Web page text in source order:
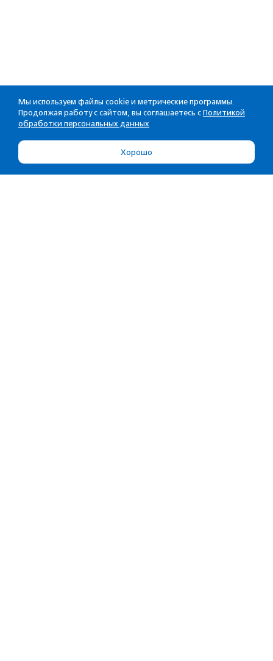
Мы используем файлы cookie и метрические программы.
Продолжая работу с сайтом, вы соглашаетесь с Политикой
обработки персональных данных
Хорошо